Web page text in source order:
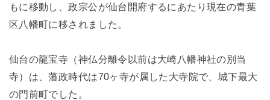
もに移動し、政宗公が仙台開府するにあたり現在の青葉
区八幡町に移されました。
仙台の龍宝寺（神仏分離令以前は大崎八幡神社の別当
寺）は、藩政時代は70ヶ寺が属した大寺院で、城下最大
の門前町でした。